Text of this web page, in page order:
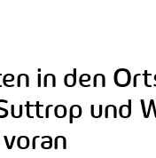
in den
und